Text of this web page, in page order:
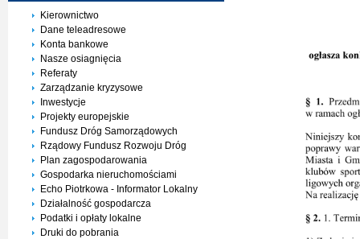
Kierownictwo
Dane teleadresowe
Konta bankowe
Nasze osiagnięcia
Referaty
Zarządzanie kryzysowe
Inwestycje
Projekty europejskie
Fundusz Dróg Samorządowych
Rządowy Fundusz Rozwoju Dróg
Plan zagospodarowania
Gospodarka nieruchomościami
Echo Piotrkowa - Informator Lokalny
Działalność gospodarcza
Podatki i opłaty lokalne
Druki do pobrania